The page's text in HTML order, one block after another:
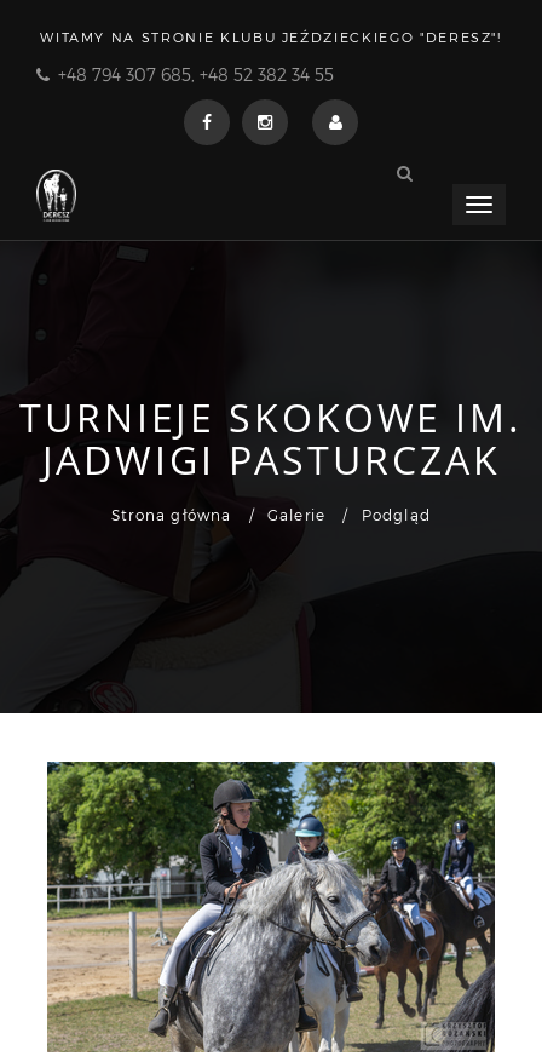
WITAMY NA STRONIE KLUBU JEŹDZIECKIEGO "DERESZ"!
+48 794 307 685, +48 52 382 34 55
Menu
TURNIEJE SKOKOWE IM.
JADWIGI PASTURCZAK
Strona główna Galerie Podgląd